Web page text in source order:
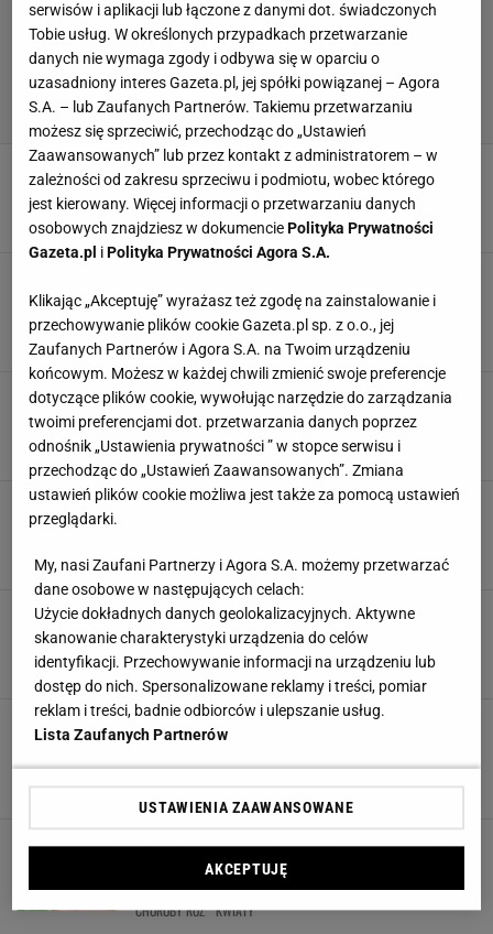
Ogród jak z bajki. Urocze dodatki i praktyczne
akcesoria do prac ogrodowych
BALKON OGRÓD OGRÓDKI DZIAŁKOWE PORADY OGRODOWE
prezentuje!
NARZĘDZIA OGRODOWE OGRÓD PODLEWANIE
PORADY OGRODOWE
Donice, doniczki i osłonki, czyli jak pięknie
prezentować rośliny
DOM DONICE MEBLE OGRODOWE OGRÓD
Tej rośliny nie pomylisz z żadną inną! Pisał o
Rośliny cieniolubne do ogrodu. Zobacz, jak
pięknie przyozdobią zacienione miejsca!
INSPIRACJE INSTAGRAM OGRÓD PORADY
Tym sposobem uratujesz swoje tuje przed
brązowieniem. Wystarczy jeden kuchenny
składnik za parę groszy!
INSPIRACJE INSTAGRAM OGRÓD PORADY
Najczęstsze choroby róż. Jakie są ich objawy i
jak je zwalczać?
CHOROBY ROŚLIN CHOROBY ROŚLIN OGRODOWYCH
CHOROBY RÓŻ KWIATY
serwisów i aplikacji lub łączone z danymi dot. świadczonych
Tobie usług. W określonych przypadkach przetwarzanie
danych nie wymaga zgody i odbywa się w oparciu o
uzasadniony interes Gazeta.pl, jej spółki powiązanej – Agora
S.A. – lub Zaufanych Partnerów. Takiemu przetwarzaniu
możesz się sprzeciwić, przechodząc do „Ustawień
Zaawansowanych” lub przez kontakt z administratorem – w
zależności od zakresu sprzeciwu i podmiotu, wobec którego
jest kierowany. Więcej informacji o przetwarzaniu danych
osobowych znajdziesz w dokumenciePolityka Prywatności
Gazeta.pl iPolityka Prywatności Agora S.A.
Klikając „Akceptuję” wyrażasz też zgodę na zainstalowanie i
przechowywanie plików cookie Gazeta.pl sp. z o.o., jej
Zaufanych Partnerów i Agora S.A. na Twoim urządzeniu
końcowym. Możesz w każdej chwili zmienić swoje preferencje
dotyczące plików cookie, wywołując narzędzie do zarządzania
twoimi preferencjami dot. przetwarzania danych poprzez
odnośnik „Ustawienia prywatności ” w stopce serwisu i
przechodząc do „Ustawień Zaawansowanych”. Zmiana
ustawień plików cookie możliwa jest także za pomocą ustawień
przeglądarki.
My, nasi Zaufani Partnerzy i Agora S.A. możemy przetwarzać
dane osobowe w następujących celach:
Użycie dokładnych danych geolokalizacyjnych. Aktywne
skanowanie charakterystyki urządzenia do celów
identyfikacji. Przechowywanie informacji na urządzeniu lub
dostęp do nich. Spersonalizowane reklamy i treści, pomiar
reklam i treści, badnie odbiorców i ulepszanie usług.
Lista Zaufanych Partnerów
USTAWIENIA ZAAWANSOWANE
AKCEPTUJĘ